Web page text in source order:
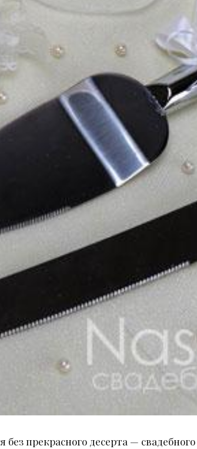
без прекрасного десерта —